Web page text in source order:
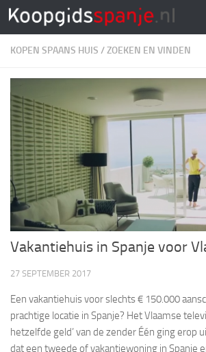
Doorgaan naar inhoud
KOPEN SPAANS HUIS /ZOEKEN EN VINDEN
Vakantiehuis in Spanje voor
27 SEPTEMBER 2017
Een vakantiehuis voor slechts € 150.000
prachtige locatie in Spanje? Het Vlaamse
hetzelfde geld’ van de zender Één ging erop
dat een tweede of vakantiewoning in Spanje